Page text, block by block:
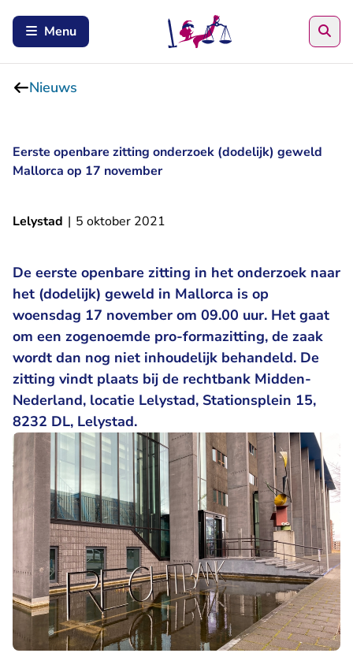
Menu
Nieuws
Eerste openbare zitting onderzoek (dodelijk) geweld
Mallorca op 17 november
Lelystad | 5 oktober 2021
De eerste openbare zitting in het onderzoek naar
het (dodelijk) geweld in Mallorca is op
woensdag 17 november om 09.00 uur. Het gaat
om een zogenoemde pro-formazitting, de zaak
wordt dan nog niet inhoudelijk behandeld. De
zitting vindt plaats bij de rechtbank Midden-
Nederland, locatie Lelystad, Stationsplein 15,
8232 DL, Lelystad.